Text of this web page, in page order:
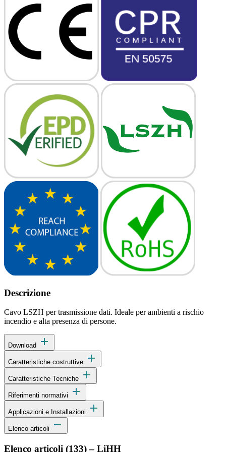
Descrizione
Cavo LSZH per trasmissione dati. Ideale per ambienti a rischio
incendio e alta presenza di persone.
Download add
Caratteristiche costruttive add
Caratteristiche Tecniche add
Riferimenti normativi add
Applicazioni e Installazioni add
Elenco articoli remove
Elenco articoli (133)– LiHH